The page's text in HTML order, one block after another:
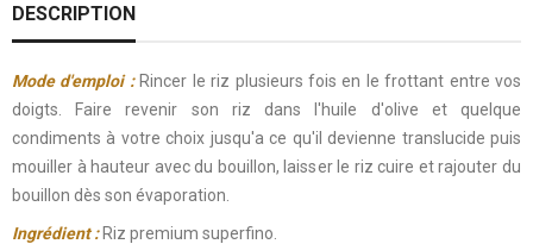
DESCRIPTION
Mode d'emploi : Rincer le riz plusieurs fois en le frottant entre vos
doigts. Faire revenir son riz dans l'huile d'olive et quelque
condiments à votre choix jusqu'a ce qu'il devienne translucide puis
mouiller à hauteur avec du bouillon, laisser le riz cuire et rajouter du
bouillon dès son évaporation.
Ingrédient :Riz premium superfino.